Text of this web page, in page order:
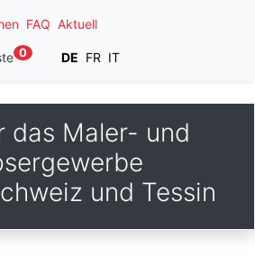
FAQ Aktuell
0 DE FR IT
das Maler- und
und Tessin